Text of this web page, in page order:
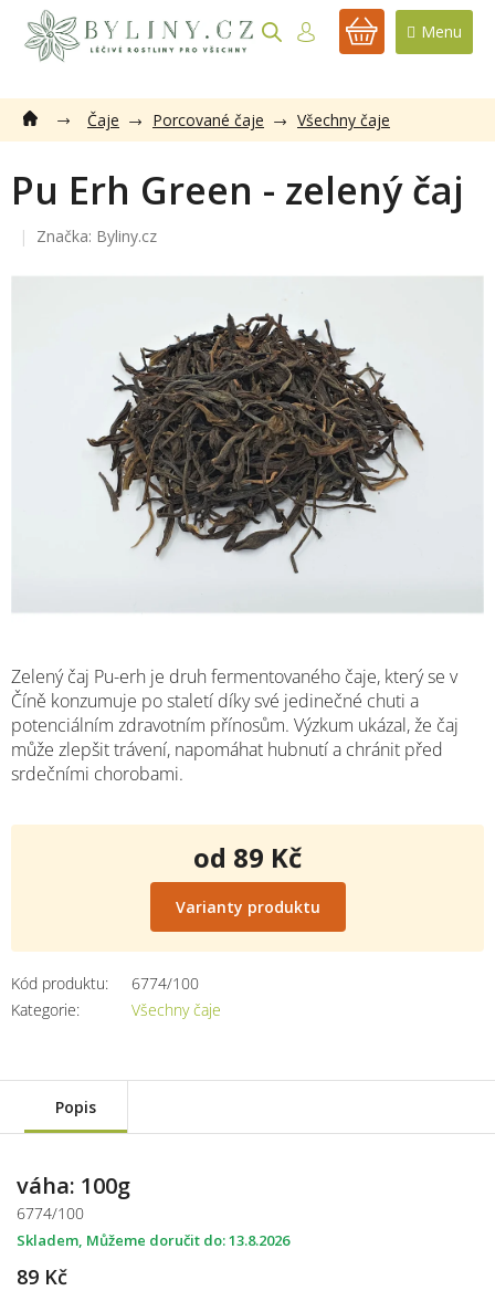
obsah
NÁKUPNÍ
Čaje Porcované čaje Všechny čaje
Pu Erh Green - zelený čaj
Značka: Byliny.cz
Zelený čaj Pu-erh je druh fermentovaného čaje, který se v
Číně konzumuje po staletí díky své jedinečné chuti a
potenciálním zdravotním přínosům. Výzkum ukázal, že čaj
může zlepšit trávení, napomáhat hubnutí a chránit před
srdečními chorobami.
Kód produktu:
6774/100
Kategorie: Všechny čaje
od 89 Kč
Měrná
cena:
Varianty produktu
Popis
váha: 100g
6774/100
89 Kč
Skladem 13.8.2026